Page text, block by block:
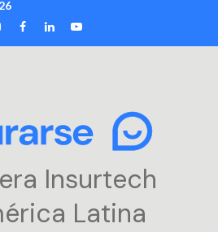
FACEBOOK
LINKEDIN
YOUTUBE
Insurtech
Latina